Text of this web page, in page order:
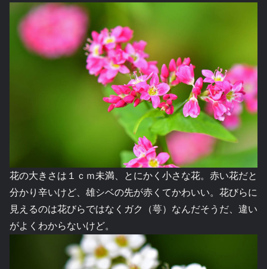
花の大きさは１ｃｍ未満、とにかく小さな花。赤い花だと
分かり辛いけど、雄シベの先が赤くてかわいい。花びらに
見えるのは花びらではなくガク（萼）なんだそうだ、違い
がよくわからないけど。